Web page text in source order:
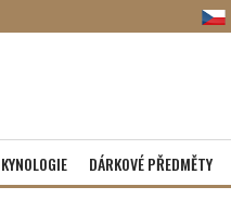
KYNOLOGIE DÁRKOVÉ PŘEDMĚTY